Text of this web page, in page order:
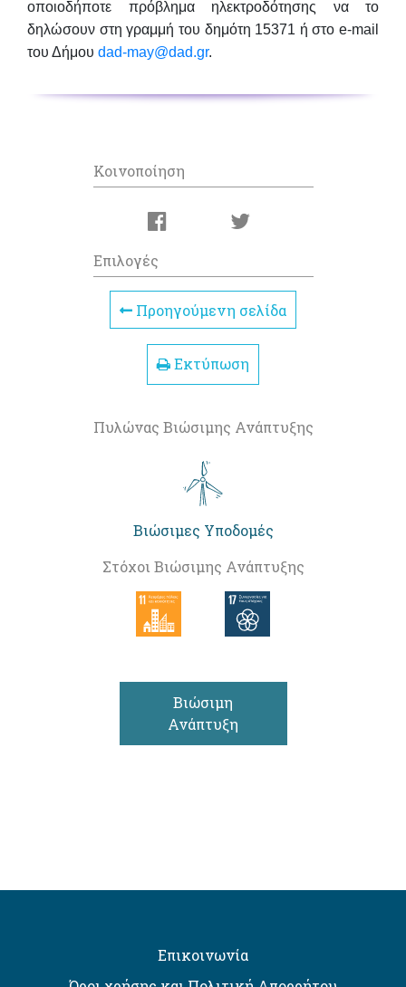
οποιοδήποτε πρόβλημα ηλεκτροδότησης να το
δηλώσουν στη γραμμή του δημότη 15371 ή στο e-mail
του Δήμου dad-may@dad.gr.
Κοινοποίηση
Επιλογές
Προηγούμενη σελίδα
Εκτύπωση
Πυλώνας Βιώσιμης Ανάπτυξης
Βιώσιμες Υποδομές
Στόχοι Βιώσιμης Ανάπτυξης
Βιώσιμη
Ανάπτυξη
Επικοινωνία